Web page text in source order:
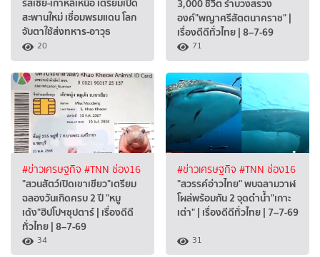
สะพานใหม่ เชื่อมพรมแดน โลก
จับตาใช้ส่งทหาร-อาวุธ
20
3,000 ชีวิต รำบวงสรวง
องค์"พญาศรีสัตตนาคราช" |
เรื่องดีดีทั่วไทย | 8–7-69
71
#ข่าวเศรษฐกิจ #TNN ช่อง16
"สวนสัตว์เปิดเขาเขียว"เตรียม
ฉลองวันเกิดครบ 2 ปี "หมู
เด้ง"ฮิปโปฯซุปตาร์ | เรื่องดีดี
ทั่วไทย | 8–7-69
34
#ข่าวเศรษฐกิจ #TNN ช่อง16
"สวรรค์อ่าวไทย" พบฉลามวาฬ
โผล่พร้อมกัน 2 จุดดำน้ำ"เกาะ
เต่า" | เรื่องดีดีทั่วไทย | 7–7-69
31